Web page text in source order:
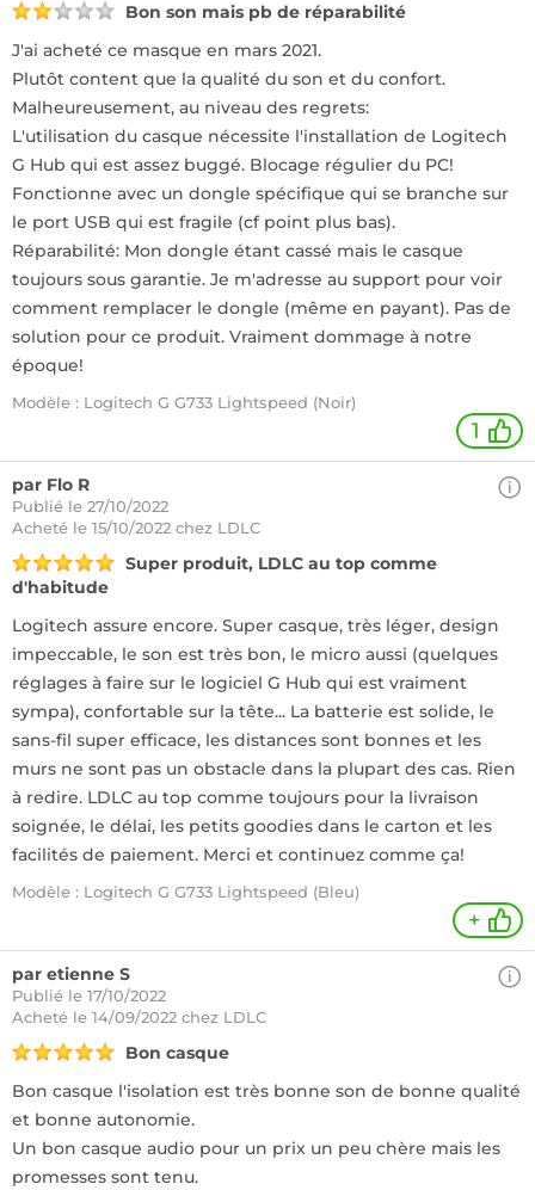
Bon son mais pb de réparabilité
J'ai acheté ce masque en mars 2021.
Plutôt content que la qualité du son et du confort.
Malheureusement, au niveau des regrets:
L'utilisation du casque nécessite l'installation de Logitech
G Hub qui est assez buggé. Blocage régulier du PC!
Fonctionne avec un dongle spécifique qui se branche sur
le port USB qui est fragile (cf point plus bas).
Réparabilité: Mon dongle étant cassé mais le casque
toujours sous garantie. Je m'adresse au support pour voir
comment remplacer le dongle (même en payant). Pas de
solution pour ce produit. Vraiment dommage à notre
époque!
Modèle : Logitech G G733 Lightspeed (Noir)
1
par Flo R
Publié le 27/10/2022
Acheté le 15/10/2022 chez LDLC
Super produit, LDLC au top comme
d'habitude
Logitech assure encore. Super casque, très léger, design
impeccable, le son est très bon, le micro aussi (quelques
réglages à faire sur le logiciel G Hub qui est vraiment
sympa), confortable sur la tête... La batterie est solide, le
sans-fil super efficace, les distances sont bonnes et les
murs ne sont pas un obstacle dans la plupart des cas. Rien
à redire. LDLC au top comme toujours pour la livraison
soignée, le délai, les petits goodies dans le carton et les
facilités de paiement. Merci et continuez comme ça!
Modèle : Logitech G G733 Lightspeed (Bleu)
+
par etienne S
Publié le 17/10/2022
Acheté le 14/09/2022 chez LDLC
Bon casque
Bon casque l'isolation est très bonne son de bonne qualité
et bonne autonomie.
Un bon casque audio pour un prix un peu chère mais les
promesses sont tenu.